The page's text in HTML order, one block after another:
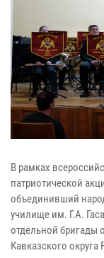
В рамках
патриотической
объединивший
училище им. Г.А.
отдельной бригады
Кавказского округа